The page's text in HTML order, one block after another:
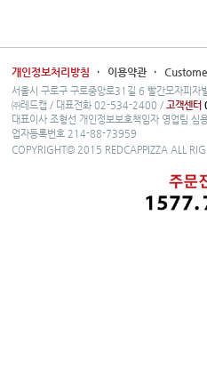
개인정보처리방침 · 이용약관 ·
서울시 구로구 구로중앙로31길 6 빨간모자피
㈜레드캡 / 대표전화 02-534-2400 /고객센터
대표이사 조형선 개인정보보호책임자 영업팀
업자등록번호 214-88-73959
COPYRIGHT© 2015 REDCAPPIZZA ALL